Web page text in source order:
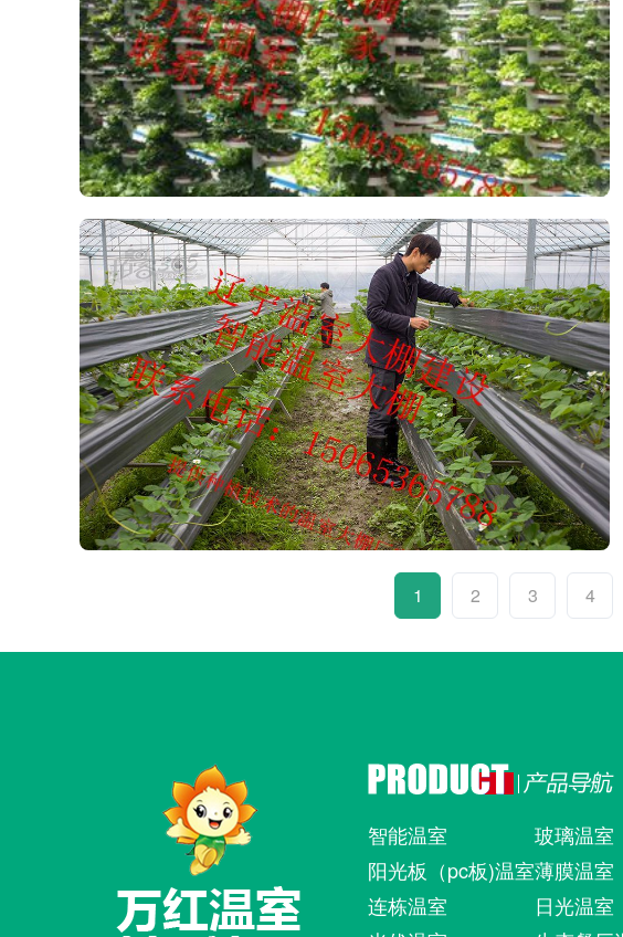
1 2 3 4
智能温室
玻璃温室
阳光板（pc板)温室薄膜温室
连栋温室
日光温室